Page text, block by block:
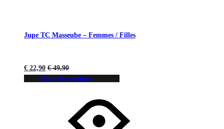
Jupe TC Masseube – Femmes / Filles
€ 22,90 €49,90
Choix des options